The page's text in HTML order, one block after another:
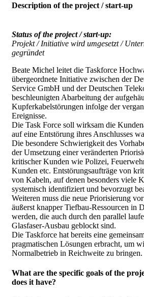
Description of the project / start-up
Status of the project / start-up:
Projekt / Initiative wird umgesetzt /
gegründet
Beate Michel leitet die Taskforce
übergeordnete Initiative zwischen der
Service GmbH und der Deutschen
beschleunigten Abarbeitung der
Kupferkabelstörungen infolge der
Ereignisse.
Die Task Force soll wirksam die
auf eine Entstörung ihres Anschlusses
Die besondere Schwierigkeit des
der Umsetzung einer veränderten
kritischer Kunden wie Polizei,
Kunden etc. Entstörungsaufträge von
von Kabeln, auf denen besonders viele
systemisch identifiziert und bevorzugt
Weiteren muss die neue Priorisierung
äußerst knapper Tiefbau-Ressourcen in
werden, die auch durch den parallel
Glasfaser-Ausbau geblockt sind.
Die Taskforce hat bereits eine
pragmatischen Lösungen erbracht, um
Normalbetrieb in Reichweite zu bringen.
What are the specific goals of the
does it have?